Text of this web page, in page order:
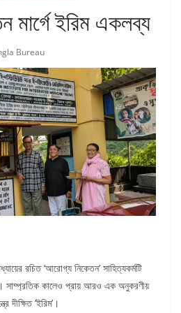
ইরিম একলব্য
Bureau
রচিত ‘আরোগ্য নিকেতন’ সাহিত্যকর্মটি
সাম্প্রতিক কালেও প্রায় আরও এক অনুকরণীয়
দীক্ষিত ‘ইরিম’।